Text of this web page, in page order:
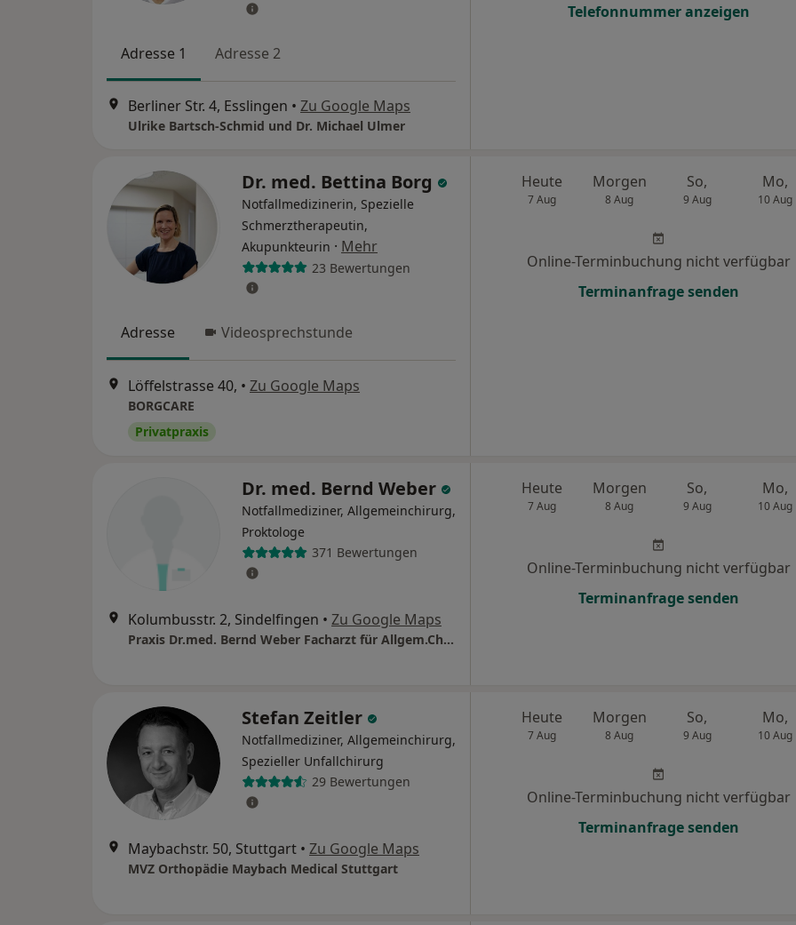
Adresse 1 Adresse 2
Berliner Str. 4, Esslingen • Zu Google Maps
Ulrike Bartsch-Schmid und Dr. Michael Ulmer
Telefonnummer anzeigen
Dr. med. Bettina Borg
Notfallmedizinerin, Spezielle
Schmerztherapeutin,
Akupunkteurin · Mehr
23 Bewertungen
Adresse Videosprechstunde
Löffelstrasse 40, • Zu Google Maps
BORGCARE
Privatpraxis
Heute
7 Aug
Morgen
8 Aug
So,
9 Aug
Mo,
10 Aug
Online-Terminbuchung nicht verfügbar
Terminanfrage senden
Dr. med. Bernd Weber
Notfallmediziner, Allgemeinchirurg,
Proktologe
371 Bewertungen
Kolumbusstr. 2, Sindelfingen • Zu Google Maps
Praxis Dr.med. Bernd Weber Facharzt für Allgem.Chirurgie
Heute
7 Aug
Morgen
8 Aug
So,
9 Aug
Mo,
10 Aug
Online-Terminbuchung nicht verfügbar
Terminanfrage senden
Stefan Zeitler
Notfallmediziner, Allgemeinchirurg,
Spezieller Unfallchirurg
29 Bewertungen
Maybachstr. 50, Stuttgart • Zu Google Maps
MVZ Orthopädie Maybach Medical Stuttgart
Heute
7 Aug
Morgen
8 Aug
So,
9 Aug
Mo,
10 Aug
Online-Terminbuchung nicht verfügbar
Terminanfrage senden